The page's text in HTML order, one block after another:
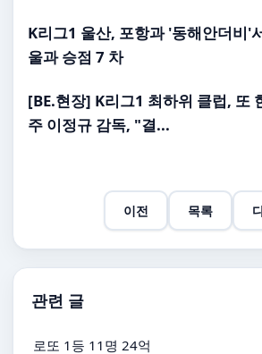
K리그1 울산, 포항과 '동해안더비'
울과 승점 7 차
[BE.현장] K리그1 최하위 클럽, 또
주 이정규 감독, "결...
이전 목록
관련 글
로또 1등 11명 24억